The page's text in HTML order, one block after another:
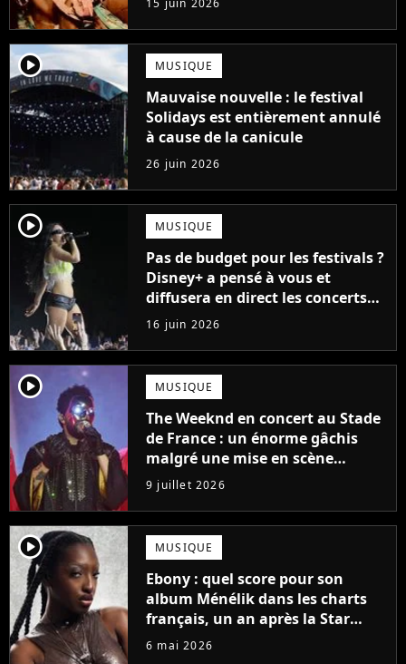
15 juin 2026
player2 MUSIQUE
Mauvaise nouvelle : le festival
Solidays est entièrement annulé
à cause de la canicule
26 juin 2026
player2 MUSIQUE
Pas de budget pour les festivals ?
Disney+ a pensé à vous et
diffusera en direct les concerts
de cet incontournable festival
16 juin 2026
player2 MUSIQUE
The Weeknd en concert au Stade
de France : un énorme gâchis
malgré une mise en scène
colossale
9 juillet 2026
player2 MUSIQUE
Ebony : quel score pour son
album Ménélik dans les charts
français, un an après la Star
Academy ?
6 mai 2026